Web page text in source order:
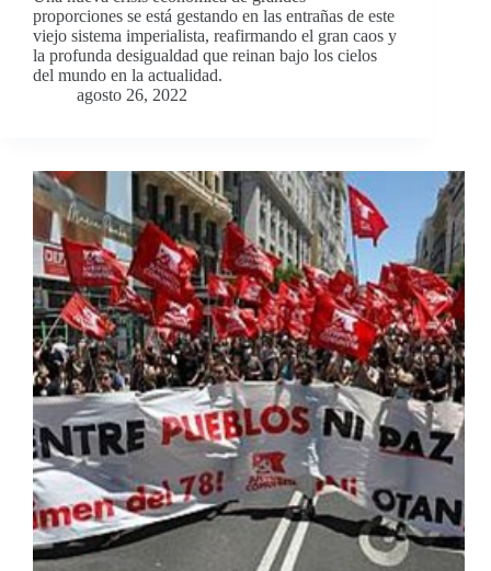
proporciones se está gestando en las entrañas de este
viejo sistema imperialista, reafirmando el gran caos y
la profunda desigualdad que reinan bajo los cielos
del mundo en la actualidad.
agosto 26, 2022